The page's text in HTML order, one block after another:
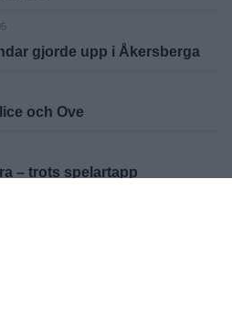
gjorde upp i Åkersberga
och Ove
– trots spelartapp